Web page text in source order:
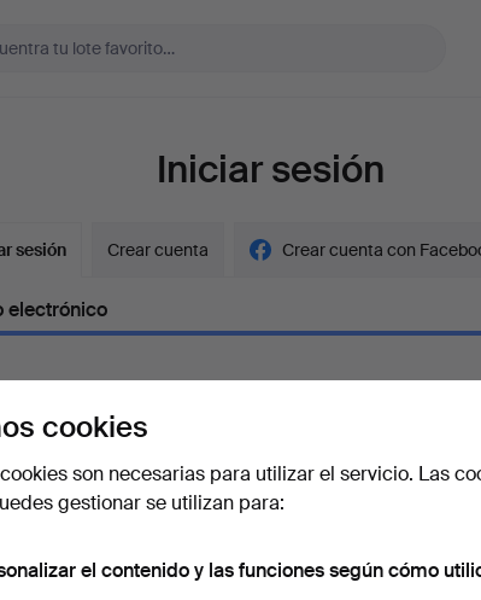
Iniciar sesión
sesión Crear cuenta Crear cuenta con
electrónico
la contraseña?
cookies
son necesarias para utilizar el servicio. Las
gestionar se utilizan para:
el contenido y las funciones según cómo